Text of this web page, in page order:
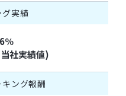
グ実績
％
社実績値)
ング報酬